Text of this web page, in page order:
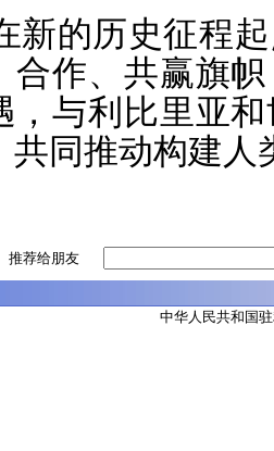
新的历史征程
合作、共赢旗
，与利比里亚
共同推动构建人
推荐给朋友
中华人民共和国